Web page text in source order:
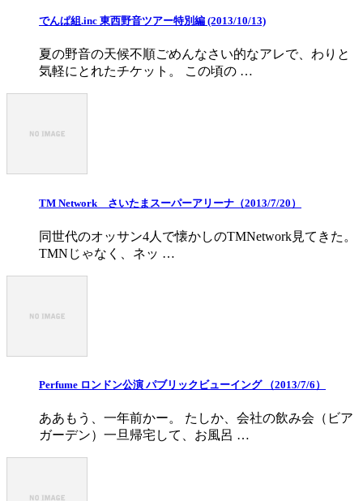
でんぱ組.inc 東西野音ツアー特別編 (2013/10/13)
夏の野音の天候不順ごめんなさい的なアレで、わりと
気軽にとれたチケット。 この頃の …
TM Network さいたまスーパーアリーナ（2013/7/20）
同世代のオッサン4人で懐かしのTMNetwork見てきた。
TMNじゃなく、ネッ …
Perfume ロンドン公演 パブリックビューイング （2013/7/6）
ああもう、一年前かー。 たしか、会社の飲み会（ビア
ガーデン）一旦帰宅して、お風呂 …